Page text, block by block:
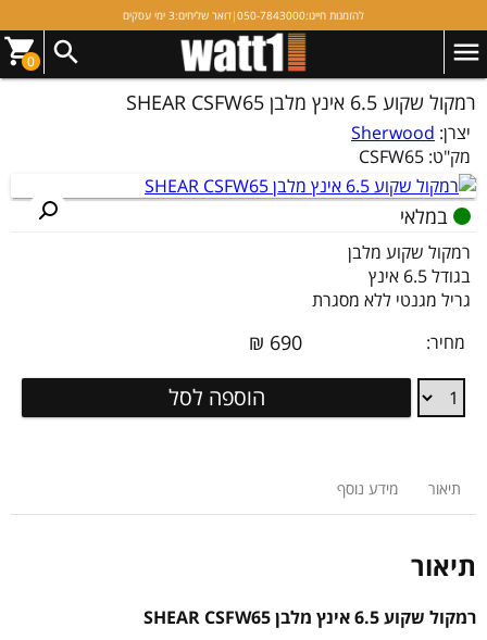
להזמנות חייגו:050-7843000
|דואר שליחים:3 ימי עסקים
0
רמקול שקוע 6.5 אינץ מלבן SHEAR CSFW65
יצרן: Sherwood
מק"ט: CSFW65
במלאי
רמקול שקוע מלבן
בגודל 6.5 אינץ
גריל מגנטי ללא מסגרת
מחיר:
690
₪
רמקול
שקוע
מלבן
SHEAR
הוספה לסל
תיאור מידע נוסף
תיאור
רמקול שקוע 6.5 אינץ מלבן SHEAR CSFW65